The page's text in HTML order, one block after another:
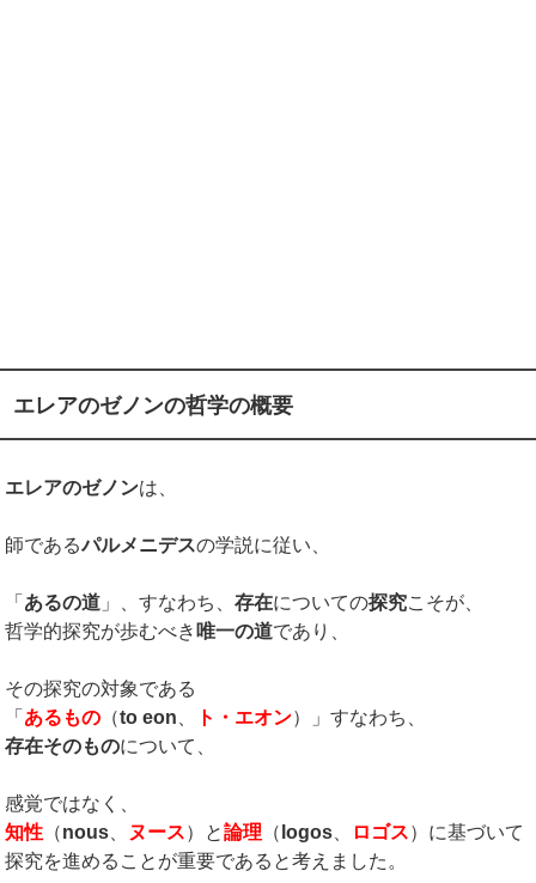
エレアのゼノンの哲学の概要
エレアのゼノンは、
師であるパルメニデスの学説に従い、
「 あるの道 」、すなわち、存在についての探究こそが、
哲学的探究が歩むべき 唯一の道であり、
その探究の対象である
「 あるもの （to eon ト・エオン）」すなわち、
存在そのものについて、
感覚ではなく、
知性 （nous ヌース）と論理 （ logos ロゴス）に基づいて
探究を進めることが重要であると考えました。